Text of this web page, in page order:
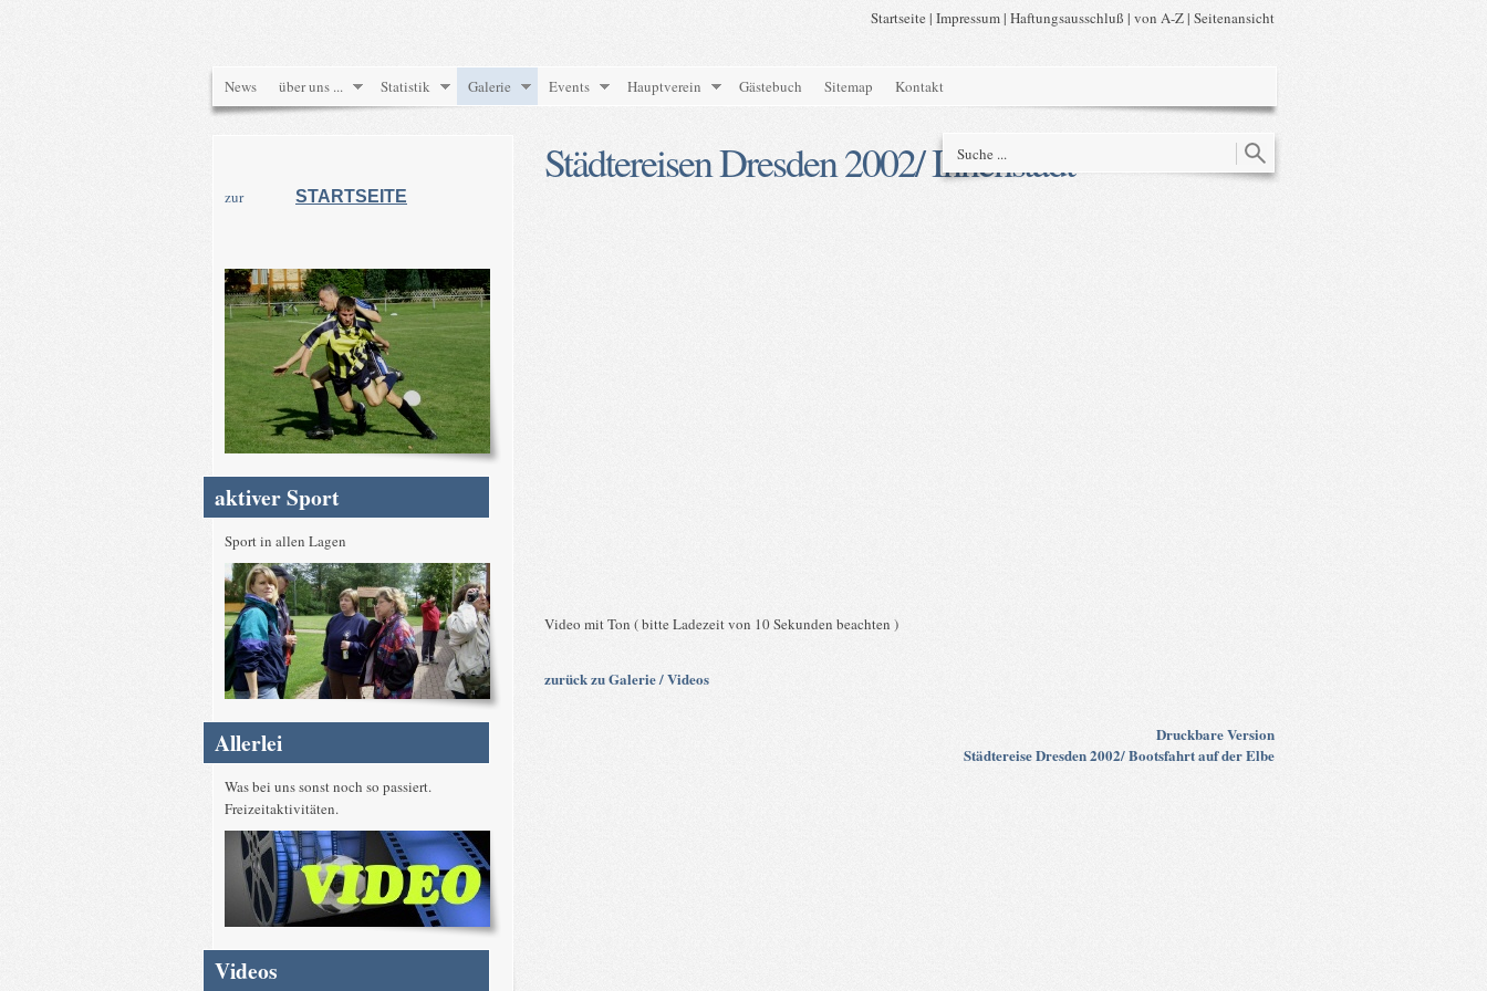
Startseite| Impressum| Haftungsausschluß | von A-Z| Seitenansicht
News über uns ... Statistik Galerie Events Hauptverein Gästebuch Sitemap Kontakt
Städtereisen Dresden 2002/ Innenstadt
Video mit Ton ( bitte Ladezeit von 10 Sekunden beachten )
zurück zu Galerie / Videos
Druckbare Version
Städtereise Dresden 2002/ Bootsfahrt auf der Elbe
zur STARTSEITE
aktiver Sport
Sport in allen Lagen
Allerlei
Was bei uns sonst noch so passiert.
Freizeitaktivitäten.
Videos